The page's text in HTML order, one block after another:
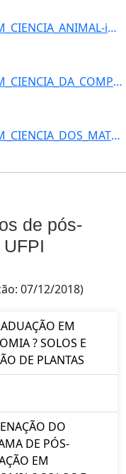
5: programa-POS-GRADUACAO_EM_CIENCIA_ANIMAL-id_unidade-368-unidade-COORDENACAO_DO_PROGRAMA_DE_POS-GRADU]
6: programa-POS-GRADUACAO_EM_CIENCIA_DA_COMPUTACAO-id_unidade-615-unidade-COORDENACAO_DO_PROGRAMA_DE_PO]
7: programa-POS-GRADUACAO_EM_CIENCIA_DOS_MATERIAIS-id_unidade-610-unidade-COORDENACAO_DO_PROGRAMA_DE_PO]
de pós-
07/12/2018)
EM
? SOLOS E
DE PLANTAS
DO
DE PÓS-
EM